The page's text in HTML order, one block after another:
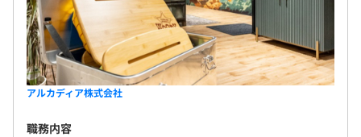
アルカディア株式会社
職務内容